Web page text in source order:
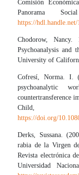
Comisión
Panorama
https://hdl.handle.net/
Chodorow,
Psychoanalysis and
University of
Cofresí, Norma. I.
psychoanalytic
countertransference
Child,
https://doi.org/
Derks, Sussana.
rabia de la Virgen
Revista electrónica
Universidad